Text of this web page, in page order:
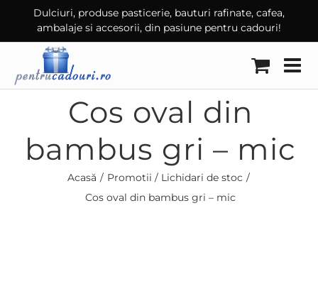
Dulciuri, produse pasticerie, bauturi rafinate, cafea,
ambalaje si accesorii, din pasiune pentru cadouri!
Cos oval din
bambus gri – mic
Acasă
Promotii / Lichidari de stoc
Cos oval din bambus gri – mic